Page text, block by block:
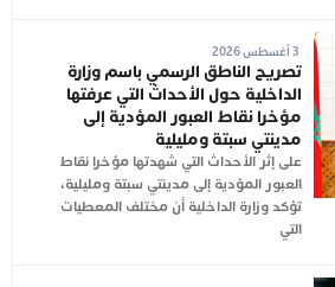
تصريح الناطق الرسمي باسم وزارة
الداخلية حول الأحداث التي عرفتها
مؤخرا نقاط العبور المؤدية إلى
مدينتي سبتة ومليلية
على إثر الأحداث التي شهدتها مؤخرا نقاط
العبور المؤدية إلى مدينتي سبتة ومليلية،
تؤكد وزارة الداخلية أن مختلف المعطيات
التي